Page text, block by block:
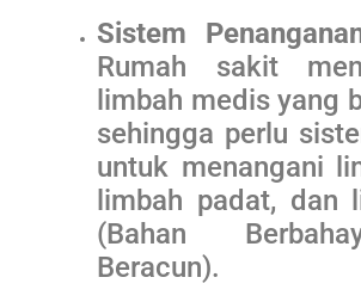
Sistem
Rumah sakit
limbah medis yang
sehingga perlu
untuk menangani
limbah padat, dan
(Bahan
Beracun).